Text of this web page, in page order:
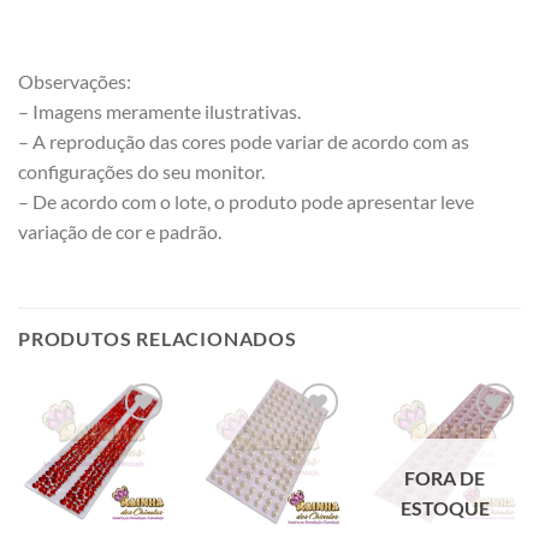
Observações:
– Imagens meramente ilustrativas.
– A reprodução das cores pode variar de acordo com as
configurações do seu monitor.
– De acordo com o lote, o produto pode apresentar leve
variação de cor e padrão.
PRODUTOS RELACIONADOS
FORA DE
ESTOQUE